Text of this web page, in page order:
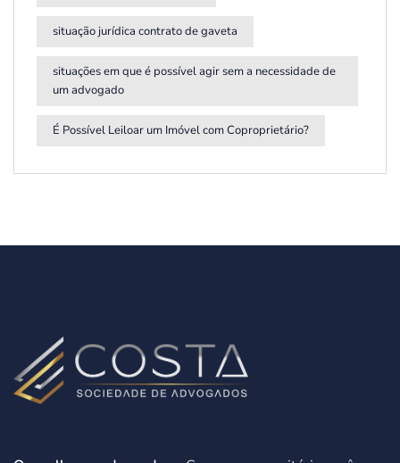
situação jurídica contrato de gaveta
situações em que é possível agir sem a necessidade de
um advogado
É Possível Leiloar um Imóvel com Coproprietário?